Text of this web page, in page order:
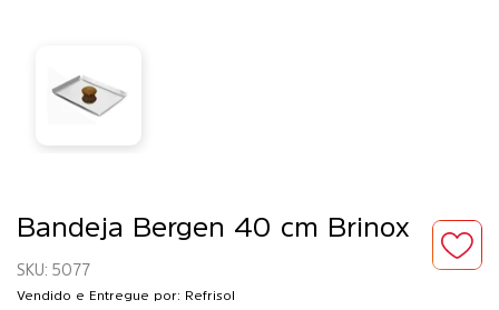
Bandeja Bergen 40 cm Brinox
5077
Vendido e Entregue por: Refrisol